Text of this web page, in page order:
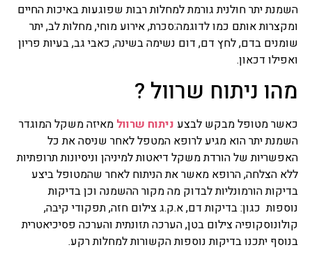
השמנת יתר חולנית גורמת למחלות רבות שפוגעות באיכות החיים
ומקצרות אותם כמו לדוגמה:סכרת, אירוע מוחי, מחלות לב, יתר
שומנים בדם, לחץ דם, דום נשימה בשינה, כאבי גב, בעיות פריון
ואפילו דכאון.
מהו ניתוח שרוול ?
כאשר מטופל מבקש לבצע ניתוח שרוול מאיזה משקל המוגדר
השמנת יתר הוא מגיע לרופא המטפל לאחר שניסה את כל
האפשריות של הורדת משקל דיאטות למיניהן וניסיונות תרופתיות
ללא הצלחה, הרופא מאשר את הניתוח לאחר שהמטופל ביצע
בדיקות הורמונליות לבדוק מה מקור ההשמנה וכן בדיקות
נוספות כגון: בדיקות דם, א.ק.ג צילום חזה, תפקודי קיבה,
קולונוסקופיה צילום בטן, הערכה תזונתית והערכה פסיכיאטרית
בנוסף יתכנו בדיקות נוספות הקשורות למחלות רקע.